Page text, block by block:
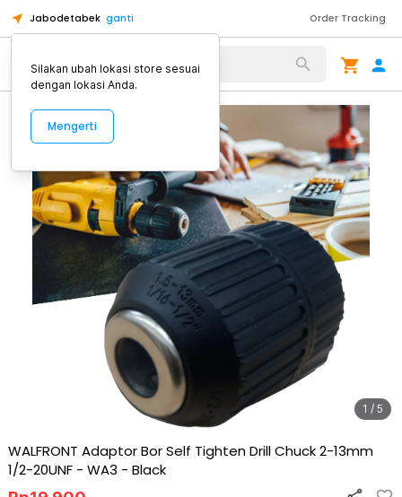
Jabodetabek ganti Order Tracking
Alat Kopi
1 / 5
WALFRONT Adaptor Bor Self Tighten Drill Chuck 2-13mm
1/2-20UNF - WA3 - Black
Silakan ubah lokasi store sesuai
dengan lokasi Anda.
Mengerti